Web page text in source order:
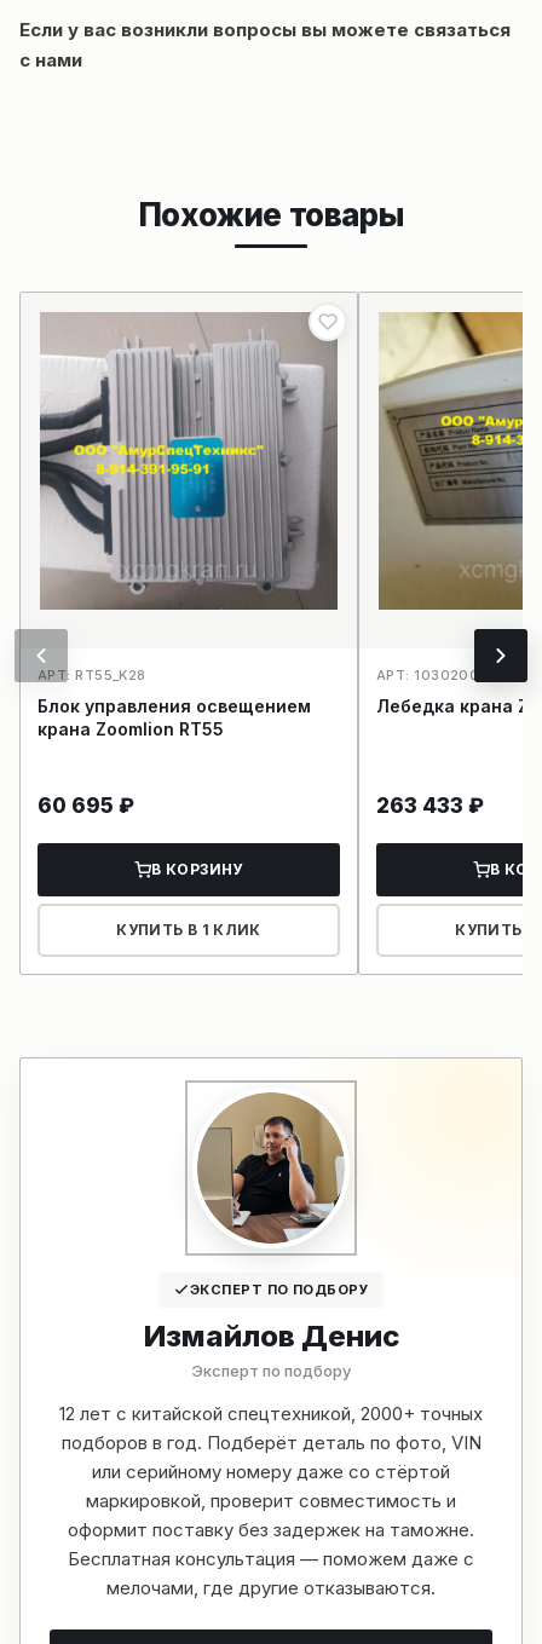
Если у вас возникли вопросы вы можете связаться
с нами
Похожие товары
АРТ: RT55_K28
Блок управления освещением
крана Zoomlion RT55
60 695 ₽
В КОРЗИНУ
КУПИТЬ В 1 КЛИК
АРТ: 1030200699_K15
Лебедка крана
263 433 ₽
В
КУПИТЬ В
ЭКСПЕРТ ПО ПОДБОРУ
Измайлов Денис
Эксперт по подбору
12 лет с китайской спецтехникой, 2000+ точных
подборов в год. Подберёт деталь по фото, VIN
или серийному номеру даже со стёртой
маркировкой, проверит совместимость и
оформит поставку без задержек на таможне.
Бесплатная консультация — поможем даже с
мелочами, где другие отказываются.